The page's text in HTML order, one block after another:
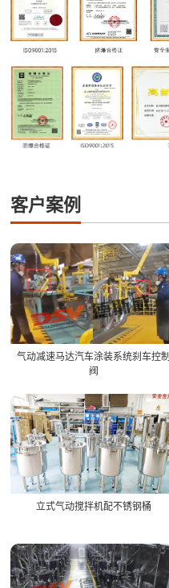
客户案例
气动减速马达汽车涂装系统刹车控制
阀
立式气动搅拌机配不锈钢桶